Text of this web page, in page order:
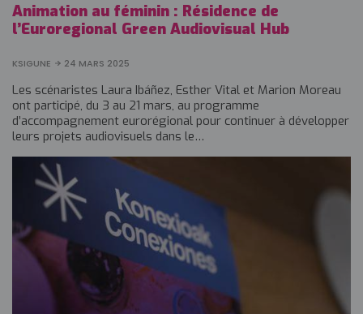
Animation au féminin : Résidence de
l’Euroregional Green Audiovisual Hub
KSIGUNE 24 MARS 2025
Les scénaristes Laura Ibáñez, Esther Vital et Marion Moreau
ont participé, du 3 au 21 mars, au programme
d’accompagnement eurorégional pour continuer à développer
leurs projets audiovisuels dans le…